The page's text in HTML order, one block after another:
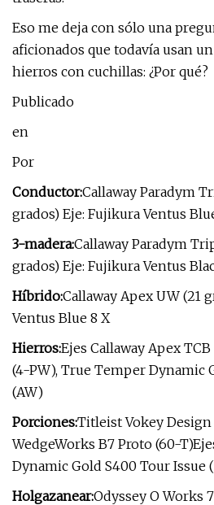
Eso me deja con sólo una
aficionados que todavía usan
hierros con cuchillas: ¿Por qué?
Publicado
en
Por
Conductor:Callaway Paradym
grados) Eje: Fujikura Ventus
3-madera:Callaway Paradym
grados) Eje: Fujikura Ventus
Híbrido:Callaway Apex UW (21
Ventus Blue 8 X
Hierros:Ejes Callaway Apex
(4-PW), True Temper Dynamic
(AW)
Porciones:Titleist Vokey Design
WedgeWorks B7 Proto (60-
Dynamic Gold S400 Tour Issue
Holgazanear:Odyssey O Works